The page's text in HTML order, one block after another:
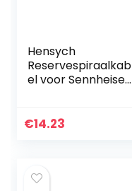
Hensych
Reservespiraalkab
el voor Sennheiser
HD480 HD430 414
€14.23